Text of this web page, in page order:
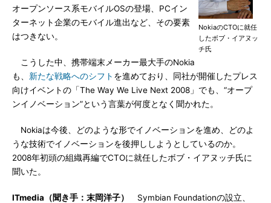
NokiaのCTOに就任
したボブ・イアヌッ
チ氏
オープンソース系モバイルOSの登場、PCイン
ターネット企業のモバイル進出など、その要素
はつきない。
こうした中、携帯端末メーカー最大手のNokia
も、 新たな戦略へのシフト を進めており、同社が開催したプレス
向けイベントの「The Way We Live Next 2008」でも、“オープ
ンイノベーション”という言葉が何度となく聞かれた。
Nokiaは今後、どのような形でイノベーションを進め、どのよ
うな技術でイノベーションを後押ししようとしているのか。
2008年初頭の組織再編でCTOに就任したボブ・イアヌッチ氏に
聞いた。
ITmedia（聞き手：末岡洋子）
Symbian Foundationの設立、